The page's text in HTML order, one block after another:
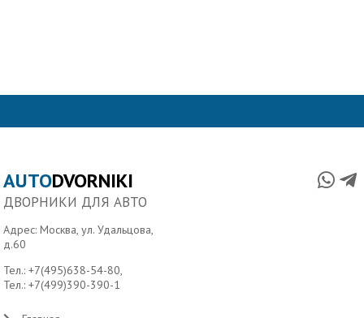
AUTODVORNIKI
ДВОРНИКИ ДЛЯ АВТО
Адрес: Москва, ул. Удальцова,
д.60
Тел.:+7(495)638-54-80,
Тел.:+7(499)390-390-1